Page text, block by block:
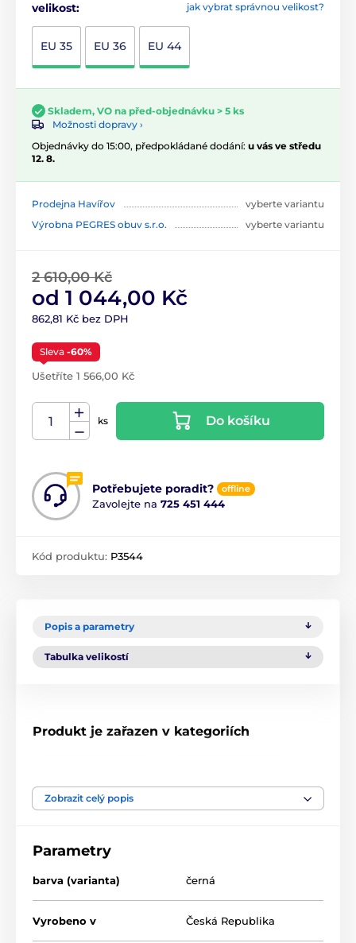
jak vybrat správnou velikost?
velikost:
EU 35 EU 36 EU 44
Skladem, VO na před-objednávku > 5 ks
Možnosti dopravy ›
Objednávky do 15:00, předpokládané dodání: u vás ve středu
12. 8.
Prodejna Havířov
vyberte variantu
Výrobna PEGRES obuv s.r.o.
vyberte variantu
2 610,00 Kč
od 1 044,00 Kč
862,81 Kč bez DPH
Sleva -60%
Ušetříte 1 566,00 Kč
ks Do košíku
Potřebujete poradit? offline
Zavolejte na 725 451 444
Kód produktu: P3544
Popis a parametry
Tabulka velikostí
Produkt je zařazen v kategoriích
Zobrazit celý popis
Parametry
barva (varianta) černá
Vyrobeno v Česká Republika